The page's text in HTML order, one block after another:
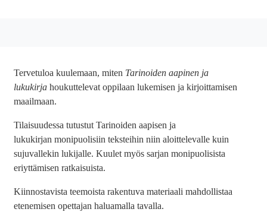
Tervetuloa kuulemaan, miten Tarinoiden aapinen ja
lukukirja houkuttelevat oppilaan lukemisen ja kirjoittamisen
maailmaan.
Tilaisuudessa tutustut Tarinoiden aapisen ja
lukukirjan monipuolisiin teksteihin niin aloittelevalle kuin
sujuvallekin lukijalle. Kuulet myös sarjan monipuolisista
eriyttämisen ratkaisuista.
Kiinnostavista teemoista rakentuva materiaali mahdollistaa
etenemisen opettajan haluamalla tavalla.